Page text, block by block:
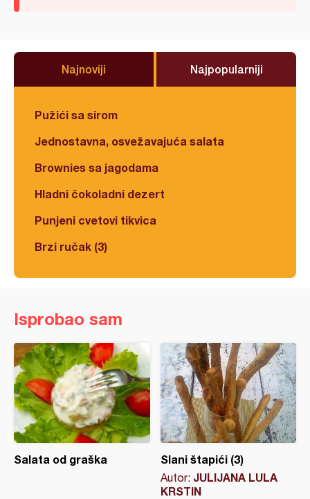
Najnoviji Najpopularniji
Pužići sa sirom
Jednostavna, osvežavajuća salata
Brownies sa jagodama
Hladni čokoladni dezert
Punjeni cvetovi tikvica
Brzi ručak (3)
Isprobao sam
Salata od graška Slani štapići (3)
Autor: JULIJANA LULA
KRSTIN